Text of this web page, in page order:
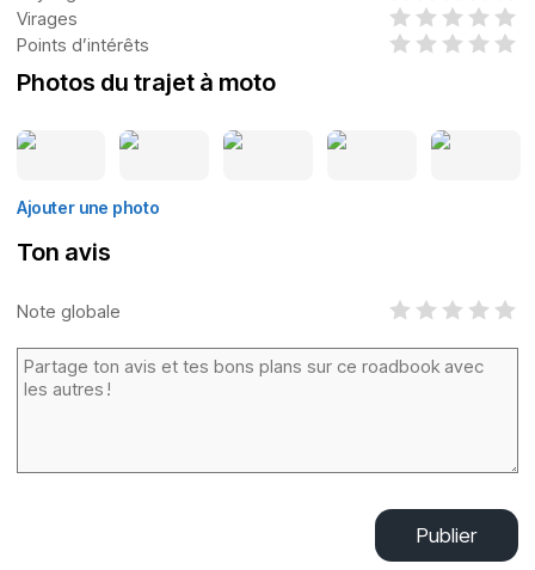
Virages
Points d’intérêts
Photos du trajet à moto
Ajouter une photo
Ton avis
Note globale
Publier